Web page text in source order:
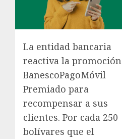
La entidad bancaria
reactiva la promoción
BanescoPagoMóvil
Premiado para
recompensar a sus
clientes. Por cada 250
bolívares que el